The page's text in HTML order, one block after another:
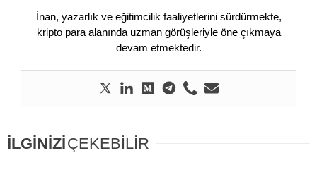
İnan, yazarlık ve eğitimcilik faaliyetlerini sürdürmekte,
kripto para alanında uzman görüşleriyle öne çıkmaya
devam etmektedir.
İLGİNİZİÇEKEBİLİR